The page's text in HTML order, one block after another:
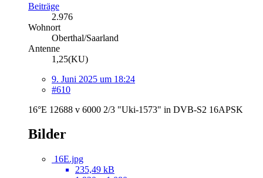
Beiträge
2.976
Wohnort
Oberthal/Saarland
Antenne
1,25(KU)
9. Juni 2025 um 18:24
#610
16°E 12688 v 6000 2/3 "Uki-1573" in DVB-S2 16APSK
Bilder
16E.jpg
235,49 kB